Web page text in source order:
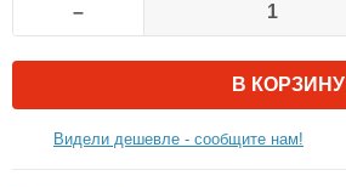
–
В КОРЗИНУ
Видели дешевле - сообщите нам!